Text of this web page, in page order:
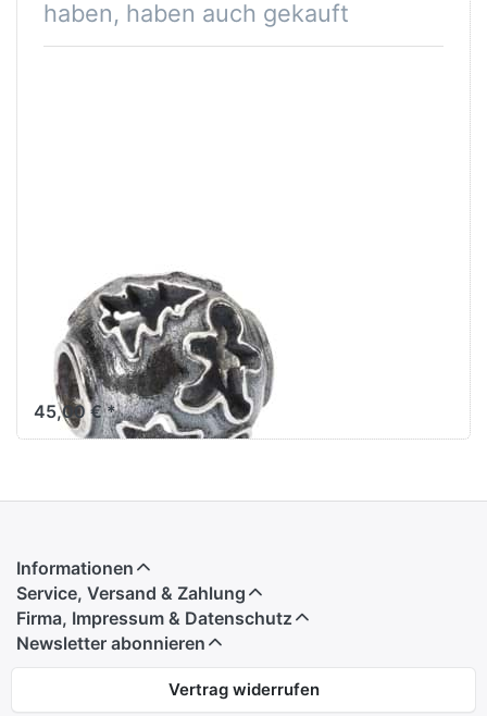
haben, haben auch gekauft
Trollbeads
Kleine
Weihnachtsbäckerei
TAGBE-20199
45,00 € *
Informationen
Service, Versand & Zahlung
Firma, Impressum & Datenschutz
Newsletter abonnieren
Vertrag widerrufen